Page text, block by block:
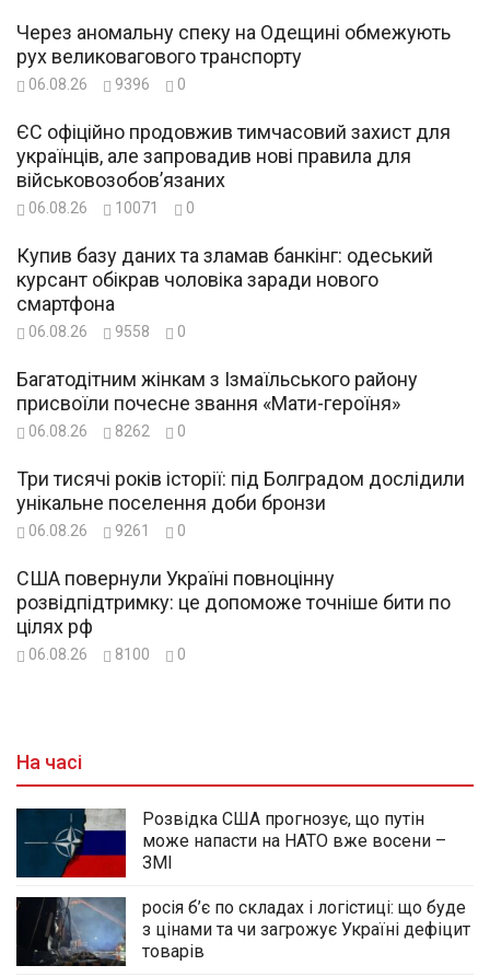
Через аномальну спеку на Одещині обмежують
рух великовагового транспорту
06.08.26 9396 0
ЄС офіційно продовжив тимчасовий захист для
українців, але запровадив нові правила для
військовозобов’язаних
06.08.26 10071 0
Купив базу даних та зламав банкінг: одеський
курсант обікрав чоловіка заради нового
смартфона
06.08.26 9558 0
Багатодітним жінкам з Ізмаїльського району
присвоїли почесне звання «Мати-героїня»
06.08.26 8262 0
Три тисячі років історії: під Болградом дослідили
унікальне поселення доби бронзи
06.08.26 9261 0
США повернули Україні повноцінну
розвідпідтримку: це допоможе точніше бити по
цілях рф
06.08.26 8100 0
На часі
Розвідка США прогнозує, що путін
може напасти на НАТО вже восени –
ЗМІ
росія б’є по складах і логістиці: що буде
з цінами та чи загрожує Україні дефіцит
товарів